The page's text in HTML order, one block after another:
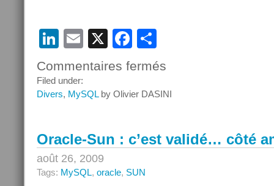
LinkedIn
Email
X Facebook
Commentaires fermés
hésitante
de
Filed under:
Divers, MySQLby Olivier DASINI
Oracle-Sun : c’est validé… côté
août 26, 2009
Tags: MySQL, oracle, SUN